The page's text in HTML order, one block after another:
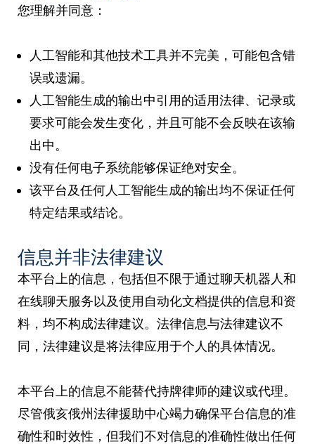
您理解并同意：
人工智能和其他技术工具并不完美，可能包含错
误或遗漏。
人工智能生成的输出中引用的适用法律、记录或
要求可能会发生变化，并且可能不会反映在该输
出中。
没有任何电子系统能够保证绝对安全。
该平台及任何人工智能生成的输出均不保证任何
特定结果或结论。
信息并非法律建议
本平台上的信息，包括但不限于通过聊天机器人和
在线聊天服务以及使用自动化文档提供的信息和资
料，均不构成法律建议。法律信息与法律建议不
同，法律建议是将法律应用于个人的具体情况。
本平台上的信息不能替代持牌律师的建议或代理。
尽管俄亥俄州法律援助中心竭力确保平台信息的准
确性和时效性，但我们不对信息的准确性做出任何